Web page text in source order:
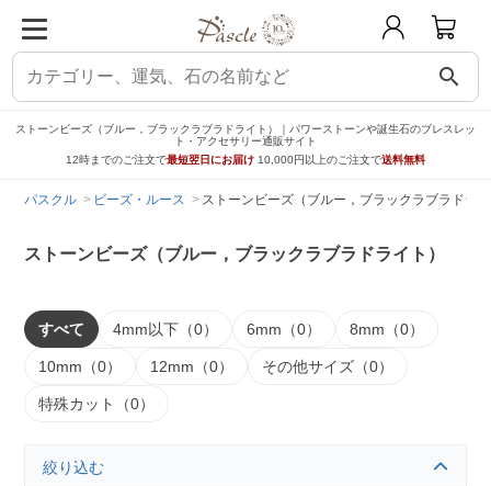
search
ストーンビーズ（ブルー，ブラックラブラドライト）｜パワーストーンや誕生石のブレスレッ
ト・アクセサリー通販サイト
12時までのご注文で最短翌日にお届け 10,000円以上のご注文で送料無料
パスクル ビーズ・ルース ストーンビーズ（ブルー，ブラックラブラドラ
ストーンビーズ（ブルー，ブラックラブラドライト）
すべて 4mm以下（0） 6mm（0） 8mm（0）
10mm（0） 12mm（0） その他サイズ（0）
特殊カット（0）
絞り込む